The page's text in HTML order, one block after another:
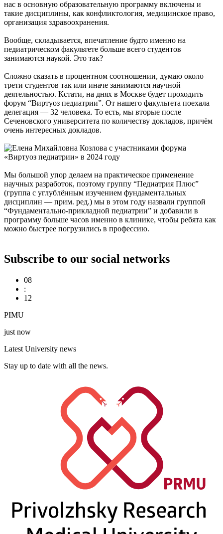
нас в основную образовательную программу включены и
такие дисциплины, как конфликтология, медицинское право,
организация здравоохранения.
Вообще, складывается, впечатление будто именно на
педиатрическом факультете больше всего студентов
занимаются наукой. Это так?
Сложно сказать в процентном соотношении, думаю около
трети студентов так или иначе занимаются научной
деятельностью. Кстати, на днях в Москве будет проходить
форум “Виртуоз педиатрии”. От нашего факультета поехала
делегация — 32 человека. То есть, мы вторые после
Сеченовского университета по количеству докладов, причём
очень интересных докладов.
Мы большой упор делаем на практическое применение
научных разработок, поэтому группу “Педиатрия Плюс”
(группа с углублённым изучением фундаментальных
дисциплин — прим. ред.) мы в этом году назвали группой
“Фундаментально-прикладной педиатрии” и добавили в
программу больше часов именно в клинике, чтобы ребята как
можно быстрее погрузились в профессию.
Subscribe to our social networks
08
:
12
PIMU
just now
Latest University news
Stay up to date with all the news.